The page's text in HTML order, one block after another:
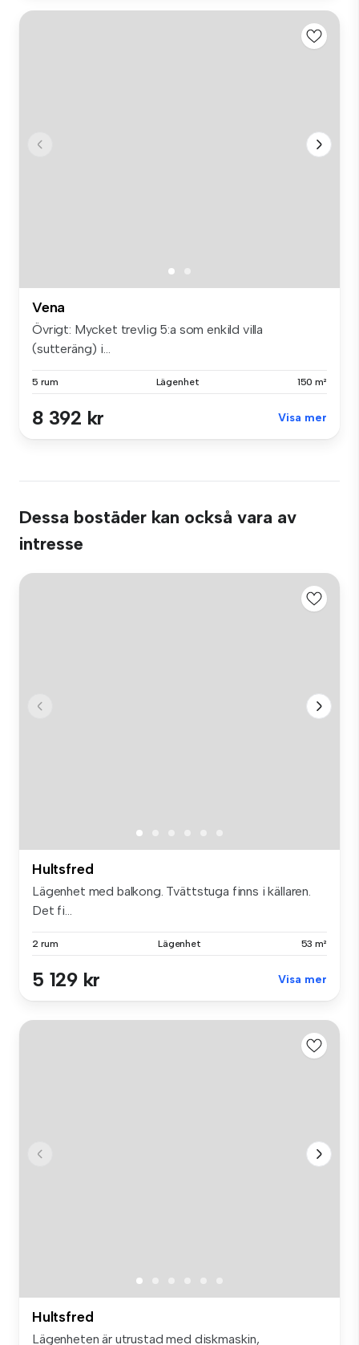
Vena
Övrigt: Mycket trevlig 5:a som enkild villa
(sutteräng) i...
5 rum Lägenhet 150 m²
8 392 kr Visa mer
Dessa bostäder kan också vara av
intresse
Hultsfred
Lägenhet med balkong. Tvättstuga finns i källaren.
Det fi...
2 rum Lägenhet 53 m²
5 129 kr Visa mer
Hultsfred
Lägenheten är utrustad med diskmaskin,